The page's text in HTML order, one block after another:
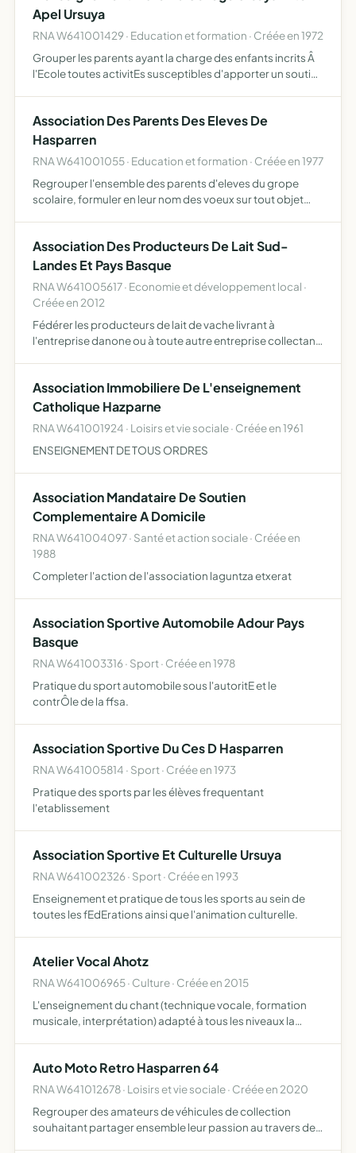
Apel Ursuya
RNA W641001429 · Education et formation · Créée en 1972
Grouper les parents ayant la charge des enfants incrits Â
l'Ecole toutes activitEs susceptibles d'apporter un soutien
Association Des Parents Des Eleves De
Hasparren
RNA W641001055 · Education et formation · Créée en 1977
Regrouper l'ensemble des parents d'eleves du grope
scolaire, formuler en leur nom des voeux sur tout objet
…
Association Des Producteurs De Lait Sud-
Landes Et Pays Basque
RNA W641005617 · Economie et développement local ·
Créée en 2012
Fédérer les producteurs de lait de vache livrant à
l'entreprise danone ou à toute autre entreprise collectant
Association Immobiliere De L'enseignement
Catholique Hazparne
RNA W641001924 · Loisirs et vie sociale · Créée en 1961
ENSEIGNEMENT DE TOUS ORDRES
Association Mandataire De Soutien
Complementaire A Domicile
RNA W641004097 · Santé et action sociale · Créée en
1988
Completer l'action de l'association laguntza etxerat
Association Sportive Automobile Adour Pays
Basque
RNA W641003316 · Sport · Créée en 1978
Pratique du sport automobile sous l'autoritE et le
contrÔle de la ffsa.
Association Sportive Du Ces D Hasparren
RNA W641005814 · Sport · Créée en 1973
Pratique des sports par les élèves frequentant
l'etablissement
Association Sportive Et Culturelle Ursuya
RNA W641002326 · Sport · Créée en 1993
Enseignement et pratique de tous les sports au sein de
toutes les fEdErations ainsi que l'animation culturelle.
Atelier Vocal Ahotz
RNA W641006965 · Culture · Créée en 2015
L'enseignement du chant (technique vocale, formation
musicale, interprétation) adapté à tous les niveaux la
Auto Moto Retro Hasparren 64
RNA W641012678 · Loisirs et vie sociale · Créée en 2020
Regrouper des amateurs de véhicules de collection
souhaitant partager ensemble leur passion au travers de